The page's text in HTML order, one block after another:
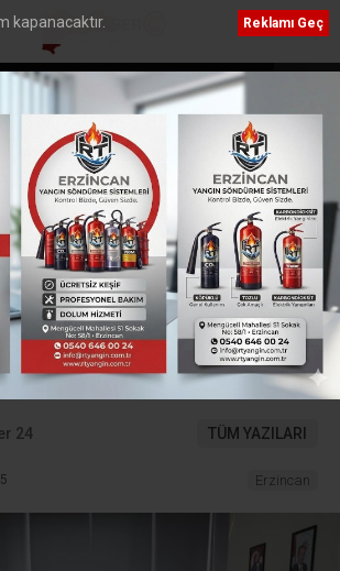
Erzincan’a Özel Eğitimde Dev Yatırım: Sümer
Eğitim Meslek Okulu İçin İmzalar Atıldı”
Teknolojileri
Araştırma
düzenlendi
Teknolojileri Enstitüsü
düzenlendi.
24 TÜM YAZILARI
Erzincan
kapanacaktır. Reklamı Geç